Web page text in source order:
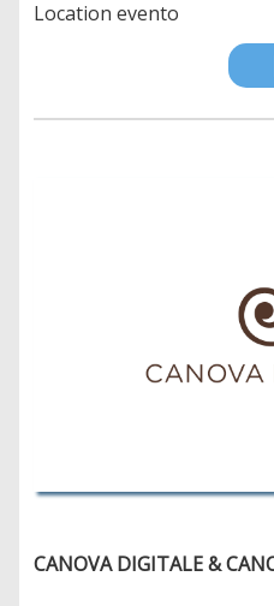
Location evento
CANOVA DIGITALE &